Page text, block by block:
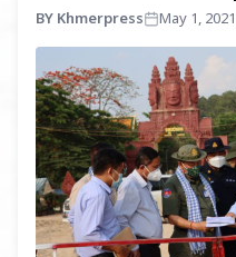
BY Khmerpress May 1, 2021